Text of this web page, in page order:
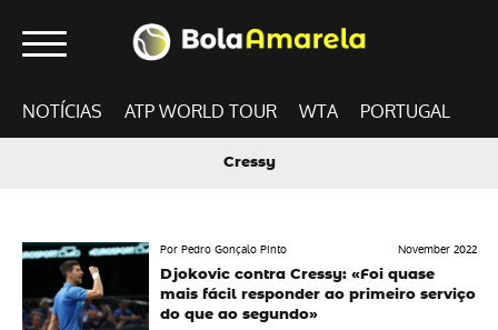
NOTÍCIAS ATP WORLD TOUR WTA PORTUGAL
Cressy
Por Pedro Gonçalo Pinto
November 2022
Djokovic contra Cressy: «Foi quase
mais fácil responder ao primeiro serviço
do que ao segundo»